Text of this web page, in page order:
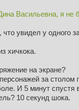
Васильевна, я не
увидел у одного
хичкока.
на экране?
за столом
И 5 минут спустя
10 секунд шока.